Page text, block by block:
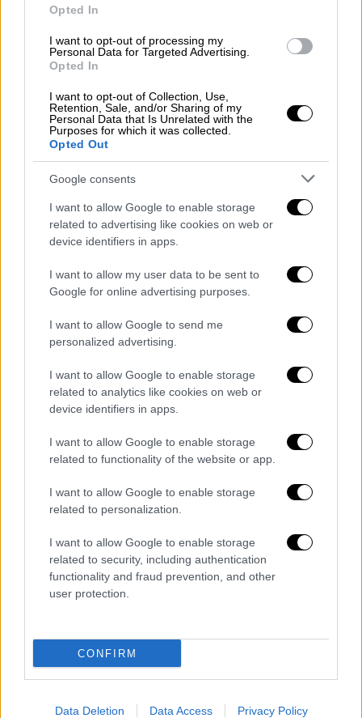
Opted In
I want to opt-out of processing my
Personal Data for Targeted Advertising.
Opted In
I want to opt-out of Collection, Use,
Retention, Sale, and/or Sharing of my
Personal Data that Is Unrelated with the
Purposes for which it was collected.
Opted Out
Google consents
I want to allow Google to enable storage
related to advertising like cookies on web or
device identifiers in apps.
I want to allow my user data to be sent to
Google for online advertising purposes.
I want to allow Google to send me
personalized advertising.
I want to allow Google to enable storage
related to analytics like cookies on web or
device identifiers in apps.
I want to allow Google to enable storage
related to functionality of the website or app.
I want to allow Google to enable storage
related to personalization.
I want to allow Google to enable storage
related to security, including authentication
functionality and fraud prevention, and other
user protection.
CONFIRM
Data Deletion Data Access Privacy Policy
παρουσίαση της αποστολής
γίνονται παρεμβάσεις από ανθρώπους που
συμμετείχαν σε προηγούμενους στόλους
συλλογικότητες πουτάσσονται στο πλευρό
του παλαιστινιακού αγώνα.
Ένα μεγάλο καλλιτεχνικό «παρών»
ενάντια στον πόλεμο
Η βραδιά ξεκίνησε με μια
up comedy, όπου οιΔήμητρα Νικητέα,
Μελίνα Κόλλια, Σταμάτης Αθανασάκης,
Κωσταντής Μπίτσος, Σαββούλα Οικονόμου,
Γιώργος Αλεβίζοςκαι Ηλίας Λάτε
έδωσαν
σκυτάλη στο μουσικό μέρος.
Αυτή την ώρα, οικαλλιτέχνεςδιαδέχονται ο
ένας τον άλλον στη σκηνή,
Νίκο Ξύδη, Ανδρέα Αρβανίτη, Νεοκλή
Νεοφυτίδη, Ιάσονα Μαυρογεώργο, Αντωνία
ΤσολάκηκαιΗρακλή Παχίδη. Στοlive
συμμετέχουνδεκάδες γνωστά ονόματα της